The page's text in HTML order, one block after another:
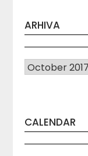
ARHIVA
Arhiva
CALENDAR